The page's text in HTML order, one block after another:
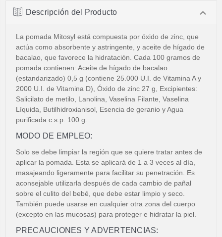
Descripción del Producto
La pomada Mitosyl está compuesta por óxido de zinc, que
actúa como absorbente y astringente, y aceite de hígado de
bacalao, que favorece la hidratación. Cada 100 gramos de
pomada contienen: Aceite de hígado de bacalao
(estandarizado) 0,5 g (contiene 25.000 U.I. de Vitamina A y
2000 U.I. de Vitamina D), Óxido de zinc 27 g, Excipientes:
Salicilato de metilo, Lanolina, Vaselina Filante, Vaselina
Líquida, Butilhidroxianisol, Esencia de geranio y Agua
purificada c.s.p. 100 g.
MODO DE EMPLEO:
Solo se debe limpiar la región que se quiere tratar antes de
aplicar la pomada. Esta se aplicará de 1 a 3 veces al día,
masajeando ligeramente para facilitar su penetración. Es
aconsejable utilizarla después de cada cambio de pañal
sobre el culito del bebé, que debe estar limpio y seco.
También puede usarse en cualquier otra zona del cuerpo
(excepto en las mucosas) para proteger e hidratar la piel.
PRECAUCIONES Y ADVERTENCIAS: